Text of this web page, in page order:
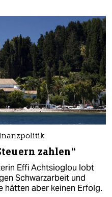
zahlen“
Effi Achtsioglou lobt
Schwarzarbeit und
hätten aber keinen Erfolg.